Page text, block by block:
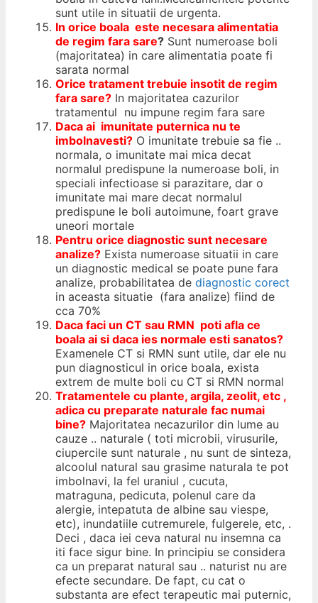
sunt utile in situatii de urgenta.
In orice boala este necesara alimentatia
de regim fara sare? Sunt numeroase boli
(majoritatea) in care alimentatia poate fi
sarata normal
Orice tratament trebuie insotit de regim
fara sare? In majoritatea cazurilor
tratamentul nu impune regim fara sare
Daca ai imunitate puternica nu te
imbolnavesti? O imunitate trebuie sa fie ..
normala, o imunitate mai mica decat
normalul predispune la numeroase boli, in
speciali infectioase si parazitare, dar o
imunitate mai mare decat normalul
predispune le boli autoimune, foart grave
uneori mortale
Pentru orice diagnostic sunt necesare
analize? Exista numeroase situatii in care
un diagnostic medical se poate pune fara
analize, probabilitatea de diagnostic corect
in aceasta situatie (fara analize) fiind de
cca 70%
Daca faci un CT sau RMN poti afla ce
boala ai si daca ies normale esti sanatos?
Examenele CT si RMN sunt utile, dar ele nu
pun diagnosticul in orice boala, exista
extrem de multe boli cu CT si RMN normal
Tratamentele cu plante, argila, zeolit, etc ,
adica cu preparate naturale fac numai
bine? Majoritatea necazurilor din lume au
cauze .. naturale ( toti microbii, virusurile,
ciupercile sunt naturale , nu sunt de sinteza,
alcoolul natural sau grasime naturala te pot
imbolnavi, la fel uraniul , cucuta,
matraguna, pedicuta, polenul care da
alergie, intepatuta de albine sau viespe,
etc), inundatiile cutremurele, fulgerele, etc, .
Deci , daca iei ceva natural nu insemna ca
iti face sigur bine. In principiu se considera
ca un preparat natural sau .. naturist nu are
efecte secundare. De fapt, cu cat o
substanta are efect terapeutic mai puternic,